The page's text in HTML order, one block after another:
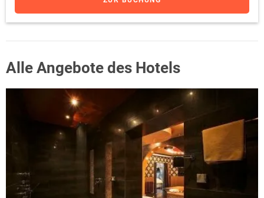
Alle Angebote des Hotels